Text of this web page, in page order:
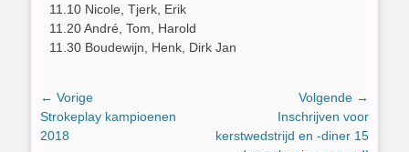
11.10 Nicole, Tjerk, Erik
11.20 André, Tom, Harold
11.30 Boudewijn, Henk, Dirk Jan
Bericht
navigatie
← Vorige
Vorig
bericht:
Strokeplay kampioenen
2018
Volgende →
bericht:
Inschrijven voor
kerstwedstrijd en -diner 15